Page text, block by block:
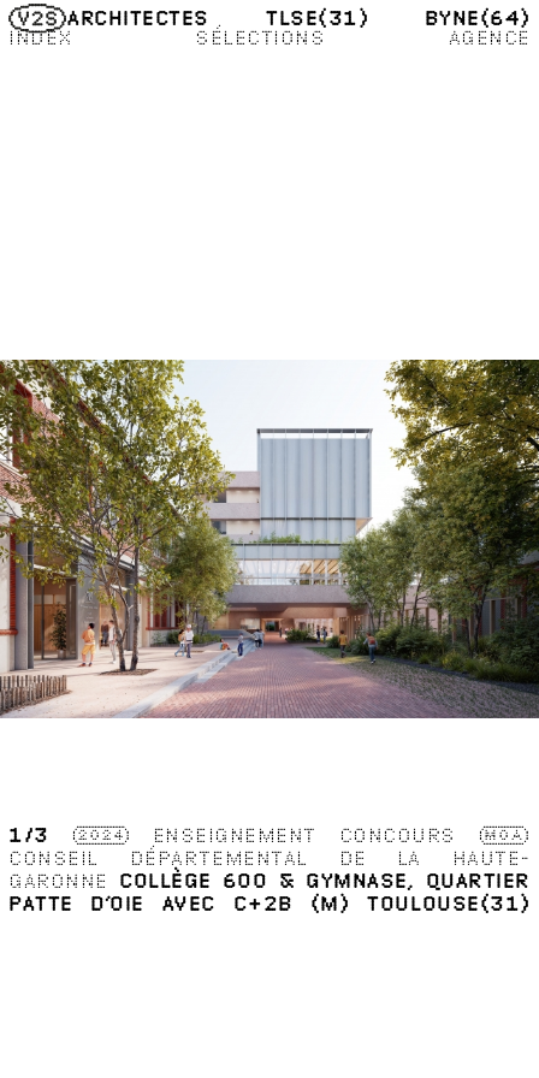
ARCHITECTES TLSE(31) BYNE(64)
INDEX
SÉLECTIONS AGENCE
1 /3 2024 ENSEIGNEMENT CONCOURS
MOA
CONSEIL DÉPARTEMENTAL DE LA HAUTE-
GARONNE
COLLÈGE 600 & GYMNASE, QUARTIER
PATTE D’OIE AVEC C+2B (M)
TOULOUSE(31)